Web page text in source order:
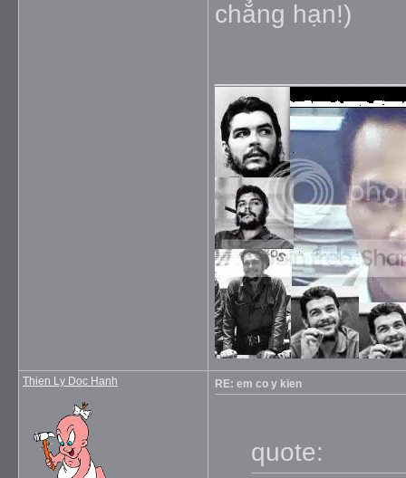
chẳng hạn!)
Thien Ly Doc Hanh RE: em co y kien
quote: